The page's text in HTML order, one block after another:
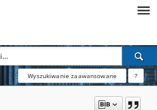
Wyszukiwanie zaawansowane ?